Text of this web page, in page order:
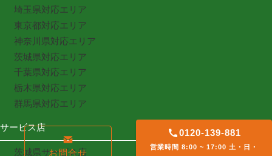
埼玉県対応エリア
東京都対応エリア
神奈川県対応エリア
茨城県対応エリア
千葉県対応エリア
栃木県対応エリア
群馬県対応エリア
サービス店
茨城県サービス店
お問合せ
0120-139-881
営業時間 8:00 ~ 17:00 土・日・